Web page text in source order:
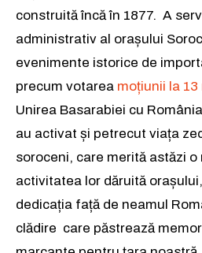
Abonează-te la newsletterul The
Abonează-te la newsletterul The
Rămâi conectat la
a ideilor care
construită încă în 1877. A
administrativ al orașului
evenimente istorice de
precum votarea moțiunii la
Unirea Basarabiei cu
au activat și petrecut viața
soroceni, care merită astăzi
activitatea lor dăruită
dedicația față de neamul
clădire care păstrează